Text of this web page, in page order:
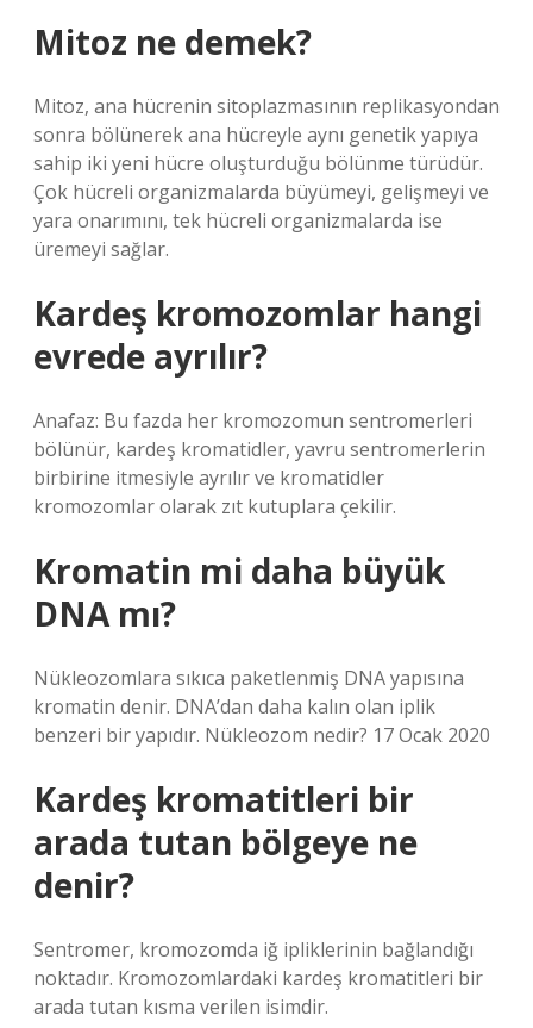
Mitoz ne demek?
Mitoz, ana hücrenin sitoplazmasının replikasyondan
sonra bölünerek ana hücreyle aynı genetik yapıya
sahip iki yeni hücre oluşturduğu bölünme türüdür.
Çok hücreli organizmalarda büyümeyi, gelişmeyi ve
yara onarımını, tek hücreli organizmalarda ise
üremeyi sağlar.
Kardeş kromozomlar hangi
evrede ayrılır?
Anafaz: Bu fazda her kromozomun sentromerleri
bölünür, kardeş kromatidler, yavru sentromerlerin
birbirine itmesiyle ayrılır ve kromatidler
kromozomlar olarak zıt kutuplara çekilir.
Kromatin mi daha büyük
DNA mı?
Nükleozomlara sıkıca paketlenmiş DNA yapısına
kromatin denir. DNA’dan daha kalın olan iplik
benzeri bir yapıdır. Nükleozom nedir? 17 Ocak 2020
Kardeş kromatitleri bir
arada tutan bölgeye ne
denir?
Sentromer, kromozomda iğ ipliklerinin bağlandığı
noktadır. Kromozomlardaki kardeş kromatitleri bir
arada tutan kısma verilen isimdir.